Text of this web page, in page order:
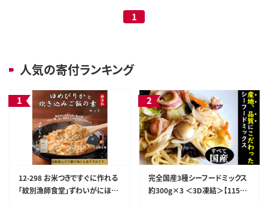
1
人気の寄付ランキング
12-298 お米つきですぐに作れる
「紋別漁師食堂」ずわいがにほぐ
完全国産3種シーフードミックス
約300g×3 ＜3D凍結＞【11520